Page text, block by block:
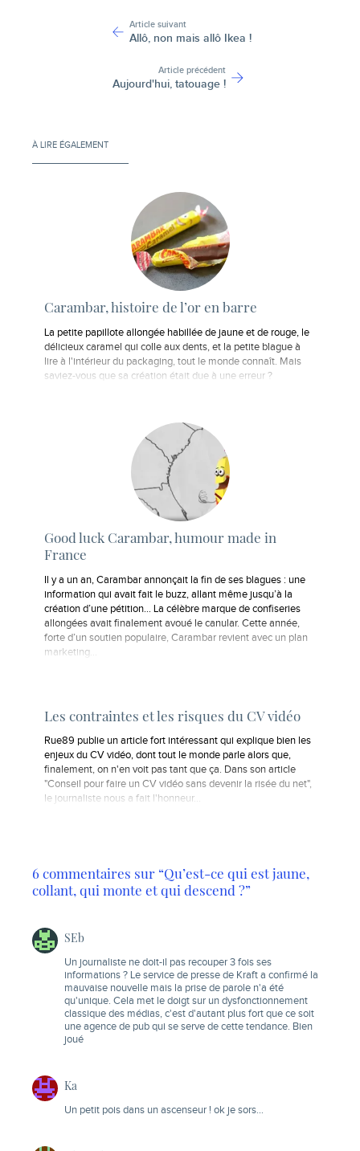
Article suivant
Allô, non mais allô Ikea !
Article précédent
Aujourd'hui, tatouage !
À LIRE ÉGALEMENT
Carambar, histoire de l’or en barre
La petite papillote allongée habillée de jaune et de rouge, le
délicieux caramel qui colle aux dents, et la petite blague à
lire à l'intérieur du packaging, tout le monde connaît. Mais
saviez-vous que sa création était due à une erreur ?
Good luck Carambar, humour made in
France
Il y a un an, Carambar annonçait la fin de ses blagues : une
information qui avait fait le buzz, allant même jusqu’à la
création d’une pétition… La célèbre marque de confiseries
allongées avait finalement avoué le canular. Cette année,
forte d’un soutien populaire, Carambar revient avec un plan
marketing…
Les contraintes et les risques du CV vidéo
Rue89 publie un article fort intéressant qui explique bien les
enjeux du CV vidéo, dont tout le monde parle alors que,
finalement, on n'en voit pas tant que ça. Dans son article
"Conseil pour faire un CV vidéo sans devenir la risée du net",
le journaliste nous a fait l'honneur…
6 commentaires sur “Qu’est-ce qui est jaune,
collant, qui monte et qui descend ?”
SEb
Un journaliste ne doit-il pas recouper 3 fois ses
informations ? Le service de presse de Kraft a confirmé la
mauvaise nouvelle mais la prise de parole n'a été
qu'unique. Cela met le doigt sur un dysfonctionnement
classique des médias, c'est d'autant plus fort que ce soit
une agence de pub qui se serve de cette tendance. Bien
joué
Ka
Un petit pois dans un ascenseur ! ok je sors…